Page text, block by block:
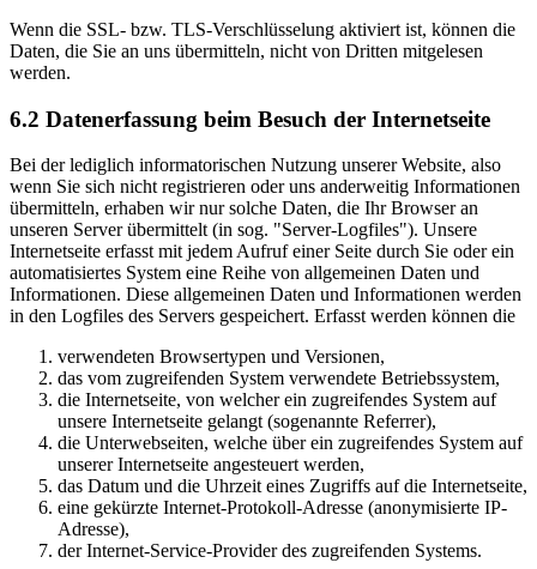
Wenn die SSL- bzw. TLS-Verschlüsselung aktiviert ist, können die
Daten, die Sie an uns übermitteln, nicht von Dritten mitgelesen
werden.
6.2 Datenerfassung beim Besuch der Internetseite
Bei der lediglich informatorischen Nutzung unserer Website, also
wenn Sie sich nicht registrieren oder uns anderweitig Informationen
übermitteln, erhaben wir nur solche Daten, die Ihr Browser an
unseren Server übermittelt (in sog. "Server-Logfiles"). Unsere
Internetseite erfasst mit jedem Aufruf einer Seite durch Sie oder ein
automatisiertes System eine Reihe von allgemeinen Daten und
Informationen. Diese allgemeinen Daten und Informationen werden
in den Logfiles des Servers gespeichert. Erfasst werden können die
verwendeten Browsertypen und Versionen,
das vom zugreifenden System verwendete Betriebssystem,
die Internetseite, von welcher ein zugreifendes System auf
unsere Internetseite gelangt (sogenannte Referrer),
die Unterwebseiten, welche über ein zugreifendes System auf
unserer Internetseite angesteuert werden,
das Datum und die Uhrzeit eines Zugriffs auf die Internetseite,
eine gekürzte Internet-Protokoll-Adresse (anonymisierte IP-
Adresse),
der Internet-Service-Provider des zugreifenden Systems.